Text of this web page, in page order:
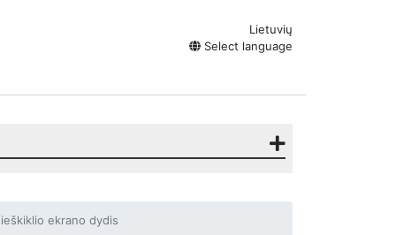
Lietuvių
Select language
ekrano dydis